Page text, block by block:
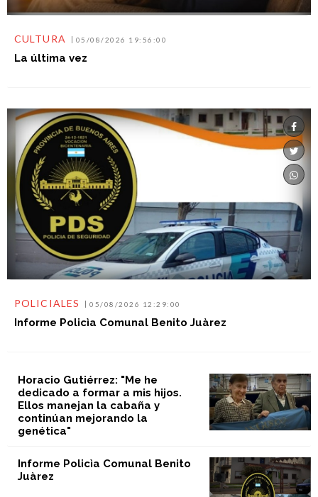
CULTURA 05/08/2026 19:56:00
La última vez
POLICIALES 05/08/2026 12:29:00
Informe Policìa Comunal Benito Juàrez
Horacio Gutiérrez: "Me he
dedicado a formar a mis hijos.
Ellos manejan la cabaña y
continúan mejorando la
genética"
Informe Policìa Comunal Benito
Juàrez